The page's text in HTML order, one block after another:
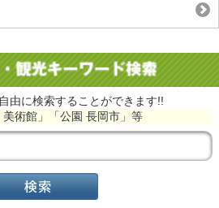
由に検索することができます!!
術館」「公園 長岡市」等